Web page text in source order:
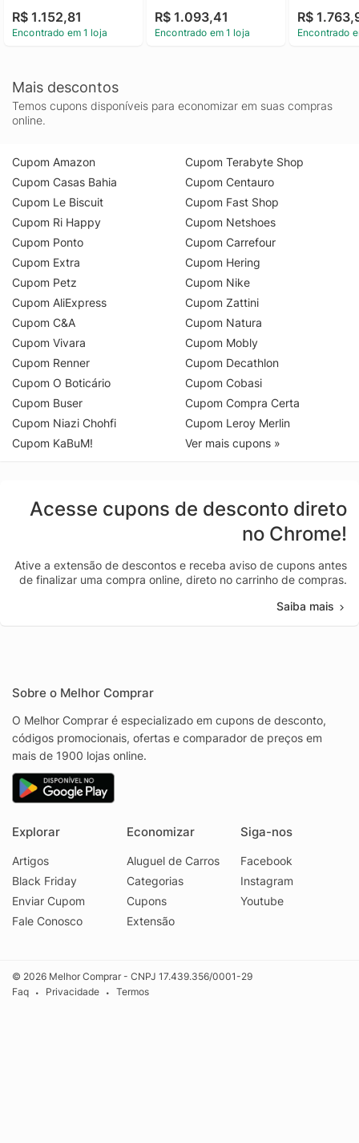
R$ 1.152,81
Encontrado em 1 loja
Dolby Audio HDMI
USB
R$ 1.093,41
Encontrado em 1 loja
R$
Encontrado
Mais descontos
Temos cupons disponíveis para economizar em suas compras
online.
Cupom Amazon
Cupom Casas Bahia
Cupom Le Biscuit
Cupom Ri Happy
Cupom Ponto
Cupom Extra
Cupom Petz
Cupom AliExpress
Cupom C&A
Cupom Vivara
Cupom Renner
Cupom O Boticário
Cupom Buser
Cupom Niazi Chohfi
Cupom KaBuM!
Cupom Terabyte Shop
Cupom Centauro
Cupom Fast Shop
Cupom Netshoes
Cupom Carrefour
Cupom Hering
Cupom Nike
Cupom Zattini
Cupom Natura
Cupom Mobly
Cupom Decathlon
Cupom Cobasi
Cupom Compra Certa
Cupom Leroy Merlin
Ver mais cupons »
Acesse cupons de desconto direto
no Chrome!
Ative a extensão de descontos e receba aviso de cupons antes
de finalizar uma compra online, direto no carrinho de compras.
Saiba mais
Sobre o Melhor Comprar
O Melhor Comprar é especializado em cupons de desconto,
códigos promocionais, ofertas e comparador de preços em
mais de 1900 lojas online.
Explorar
Artigos
Black Friday
Enviar Cupom
Fale Conosco
Economizar
Aluguel de Carros
Categorias
Cupons
Extensão
Siga-nos
Facebook
Instagram
Youtube
© 2026 Melhor Comprar - CNPJ 17.439.356/0001-29
Faq
• Privacidade • Termos